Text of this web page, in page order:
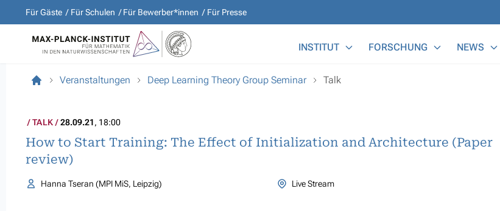
Für Gäste Für Schulen Für Bewerber*innen Für Presse
INSTITUT FORSCHUNG NEWS
Veranstaltungen Deep Learning Theory Group Seminar Talk
TALK 28.09.21, 18:00
How to Start Training: The Effect of Initialization and Architecture (Paper
review)
Hanna Tseran (MPI MiS, Leipzig) Live Stream